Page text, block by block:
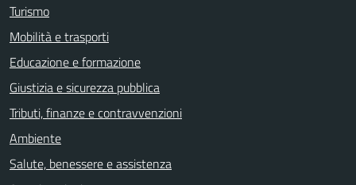
Turismo
Mobilità e trasporti
Educazione e formazione
Giustizia e sicurezza pubblica
Tributi, finanze e contravvenzioni
Ambiente
Salute, benessere e assistenza